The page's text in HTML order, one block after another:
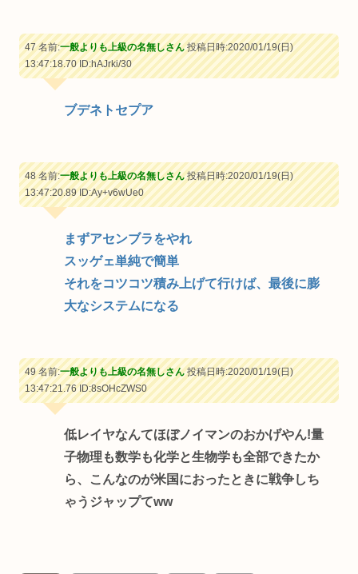
47 名前:一般よりも上級の名無しさん投稿日時:2020/01/19(日)
13:47:18.70ID:hAJrki/30
ブデネトセプア
48 名前:一般よりも上級の名無しさん投稿日時:2020/01/19(日)
13:47:20.89ID:Ay+v6wUe0
まずアセンブラをやれ
スッゲェ単純で簡単
それをコツコツ積み上げて行けば、最後に膨
大なシステムになる
49 名前:一般よりも上級の名無しさん投稿日時:2020/01/19(日)
13:47:21.76ID:8sOHcZWS0
低レイヤなんてほぼノイマンのおかげやん!量
子物理も数学も化学と生物学も全部できたか
ら、こんなのが米国におったときに戦争しち
ゃうジャップてww